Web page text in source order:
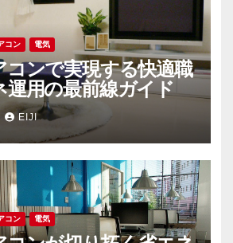
コン 電気
コンで実現する快適職
運用の最前線ガイド
EIJI
コン 電気